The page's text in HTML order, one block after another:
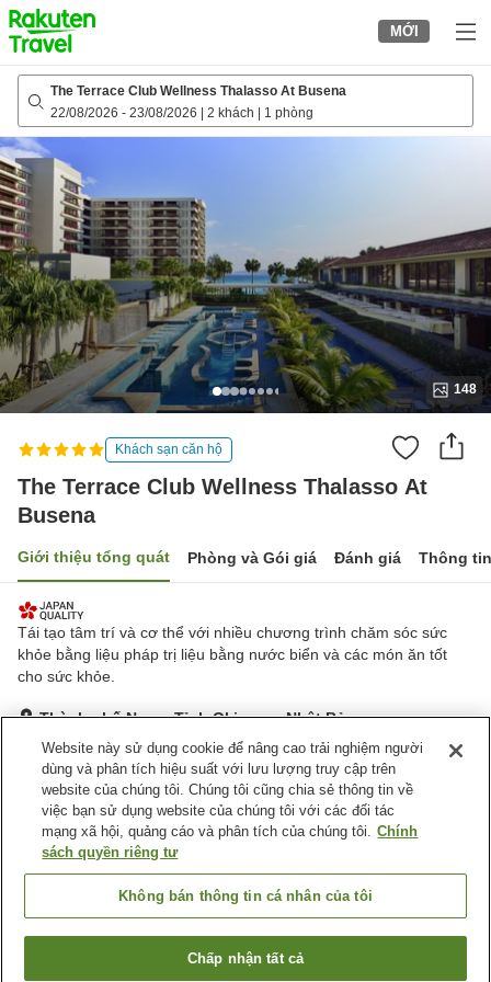
to
top
page
MỚI
The Terrace Club Wellness Thalasso At Busena
22/08/2026 - 23/08/2026 2 khách 1 phòng
148
Khách sạn căn hộ
The Terrace Club Wellness Thalasso At
Busena
Giới thiệu tổng quát Phòng và Gói giá Đánh giá Thông
Tái tạo tâm trí và cơ thể với nhiều chương trình chăm sóc sức
khỏe bằng liệu pháp trị liệu bằng nước biển và các món ăn tốt
cho sức khỏe.
Thành phố Nago, Tỉnh Okinawa, Nhật Bản
Hiển thị trên bản đồ
Xuất sắc Đánh giá:72lượt
Tiện nghi chỗ nghỉ
Spa / Salon
Phòng tập gym
Phòng ăn riêng
Tỉnh Okinawa
The Terrace Club Wellness Thalasso At Busena
Tìm phòng trống
Website này sử dụng cookie để nâng cao trải nghiệm người
dùng và phân tích hiệu suất với lưu lượng truy cập trên
website của chúng tôi. Chúng tôi cũng chia sẻ thông tin về
việc bạn sử dụng website của chúng tôi với các đối tác
mạng xã hội, quảng cáo và phân tích của chúng tôi. Chính
sách quyền riêng tư
Không bán thông tin cá nhân của tôi
Chấp nhận tất cả